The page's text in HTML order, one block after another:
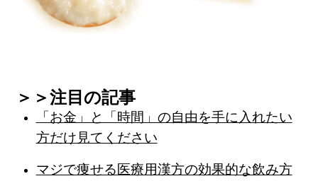
＞＞注目の記事
「お金」と「時間」の自由を手に入れたい
方だけ見てください
マジで痩せる医療用漢方の効果的な飲み方